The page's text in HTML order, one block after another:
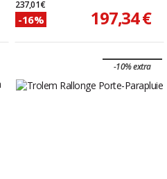
237,01 €
-16% 197,34 €
-10% extra